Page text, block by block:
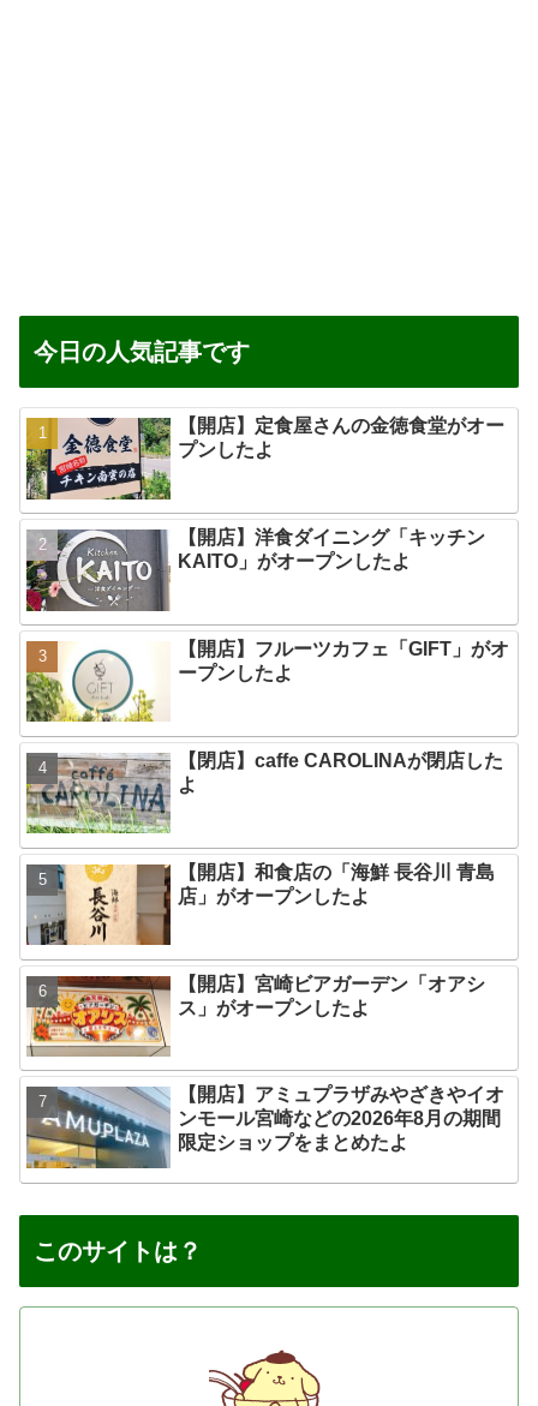
今日の人気記事です
【開店】定食屋さんの金徳食堂がオー
プンしたよ
【開店】洋食ダイニング「キッチン
KAITO」がオープンしたよ
【開店】フルーツカフェ「GIFT」がオ
ープンしたよ
【閉店】caffe CAROLINAが閉店した
よ
【開店】和食店の「海鮮 長谷川 青島
店」がオープンしたよ
【開店】宮崎ビアガーデン「オアシ
ス」がオープンしたよ
【開店】アミュプラザみやざきやイオ
ンモール宮崎などの2026年8月の期間
限定ショップをまとめたよ
このサイトは？